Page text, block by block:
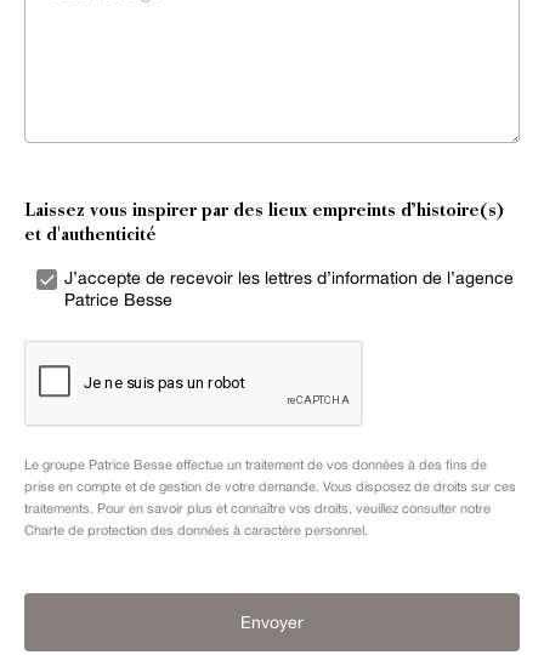
Laissez vous inspirer par des lieux empreints d’histoire(s)
et d'authenticité
J’accepte de recevoir les lettres d’information de l’agence
Patrice Besse
Le groupe Patrice Besse effectue un traitement de vos données à des fins de
prise en compte et de gestion de votre demande. Vous disposez de droits sur ces
traitements. Pour en savoir plus et connaître vos droits, veuillez consulter notre
Charte de protection des données à caractère personnel .
Envoyer